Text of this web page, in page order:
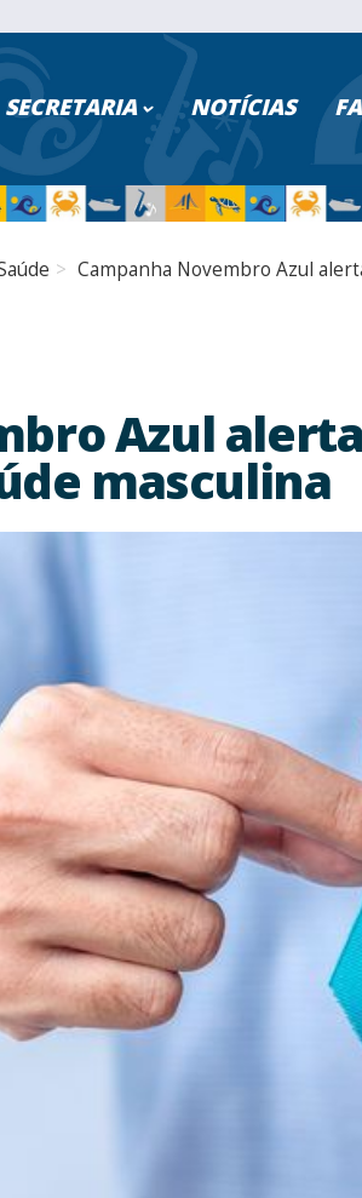
Poder
Cidadão
Serviços
Transparência
Símbolos
Mapas
SECRETARIA NOTÍCIAS
NO PORTAL
PESQUISAR
Campanha Novembro Azul
Azul
masculina